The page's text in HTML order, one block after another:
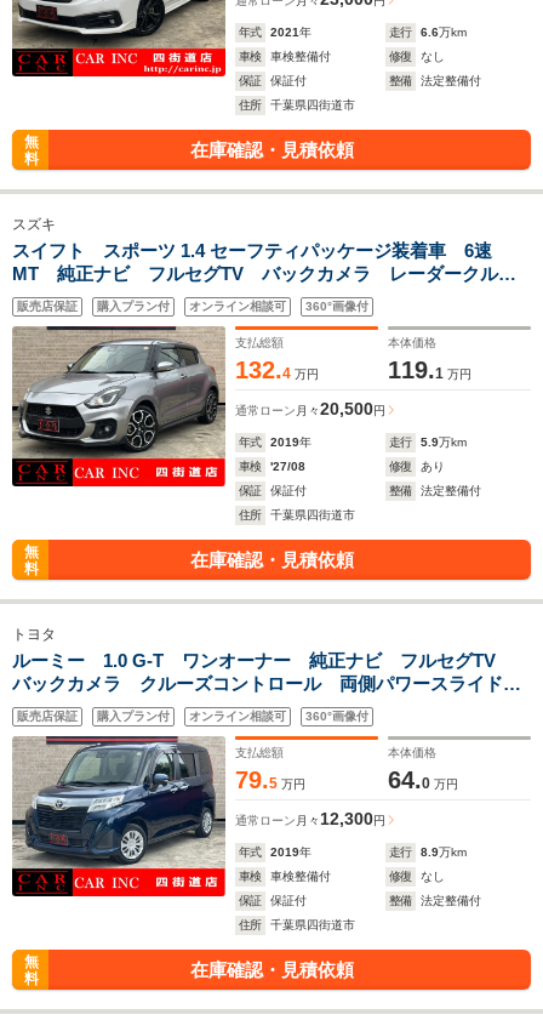
年式 2021年 走行 6.6万km
車検
車検整備付 修復
なし
保証
保証付 整備
法定整備付
住所
千葉県四街道市
無
料
在庫確認・見積依頼
スズキ
スイフト スポーツ 1.4 セーフティパッケージ装着車 6速
MT 純正ナビ フルセグTV バックカメラ レーダークルー
ズコントロール 衝突被害軽減ブレーキ 車線逸脱警報
ETC 運転席シートヒーター LEDヘッドライト プッシュス
タート 純正アルミ
販売店保証 購入プラン付 オンライン相談可 360°画像付
支払総額
132.4 万円
本体価格
119.1 万円
通常ローン 月々20,500円
年式 2019年 走行 5.9万km
車検
'27/08 修復
あり
保証
保証付 整備
法定整備付
住所
千葉県四街道市
無
料
在庫確認・見積依頼
トヨタ
ルーミー 1.0 G-T ワンオーナー 純正ナビ フルセグTV
バックカメラ クルーズコントロール 両側パワースライドド
ア クリアランスソナー ETC シートヒーター 衝突被害軽
減ブレーキLEDヘッドライト オートハイビーム
販売店保証 購入プラン付 オンライン相談可 360°画像付
支払総額
79.5 万円
本体価格
64.0 万円
通常ローン 月々 12,300円
年式 2019年 走行 8.9万km
車検
車検整備付 修復
なし
保証
保証付 整備
法定整備付
住所
千葉県四街道市
無
料
在庫確認・見積依頼